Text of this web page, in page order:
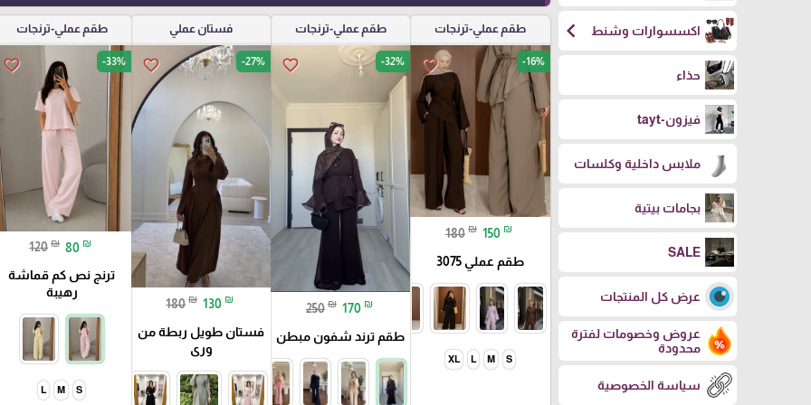
اكسسوارات وشنط chevron_left
حذاء
فيزون-tayt
ملابس داخلية وكلسات
بجامات بيتية
SALE
عرض كل المنتجات
عروض وخصومات لفترة
محدودة
سياسة الخصوصية
طقم عملي-ترنجات
favorite_border -16%
180 ₪ 150 ₪
طقم عملي 3075
S
M
L
XL
طقم عملي-ترنجات
favorite_border -32%
250 ₪ 170 ₪
طقم ترند شفون مبطن
فستان عملي
favorite_border -27%
180 ₪ 130 ₪
فستان طويل ربطة من
ورى
طقم عملي-ترنجات
favorite_border -33%
120 ₪ 80 ₪
ترنج نص كم قماشة
رهيبة
S
M
L